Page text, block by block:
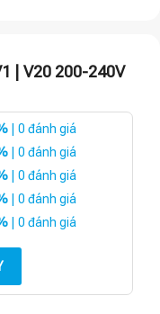
| V20 200-240V
| 0 đánh giá
| 0 đánh giá
| 0 đánh giá
| 0 đánh giá
| 0 đánh giá